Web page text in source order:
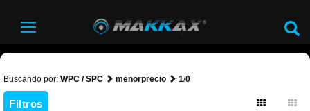
Buscando por: WPC / SPC menorprecio 1/0
Filtros